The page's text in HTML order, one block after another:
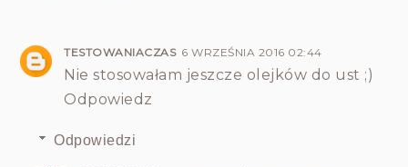
TESTOWANIACZAS 6 WRZEŚNIA 2016 02:44
Nie stosowałam jeszcze olejków do ust ;)
Odpowiedz
Odpowiedzi